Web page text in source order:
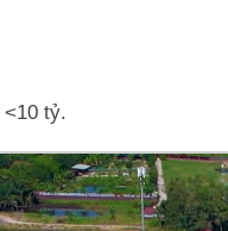
<10 tỷ.